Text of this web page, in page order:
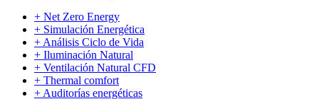
+ Net Zero Energy
+ Simulación Energética
+ Análisis Ciclo de Vida
+ Iluminación Natural
+ Ventilación Natural CFD
+ Thermal comfort
+ Auditorías energéticas